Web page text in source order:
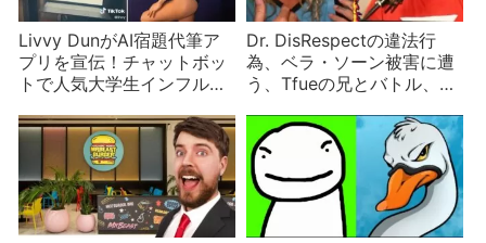
Livvy DunがAI宿題代筆ア
プリを宣伝！チャットボッ
トで人気大学生インフルエ
Dr. DisRespectの違法行
為、ベラ・ソーン被害に遭
う、Tfueの兄とバトル、ジ
YouTuberニュース